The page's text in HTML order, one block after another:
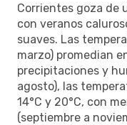
Corrientes goza de
con veranos
suaves. Las
marzo) promedian
precipitaciones y
agosto), las
14°C y 20°C, con
(septiembre a